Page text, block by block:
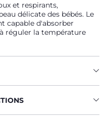
et respirants,
délicate des bébés. Le
capable d'absorber
réguler la température